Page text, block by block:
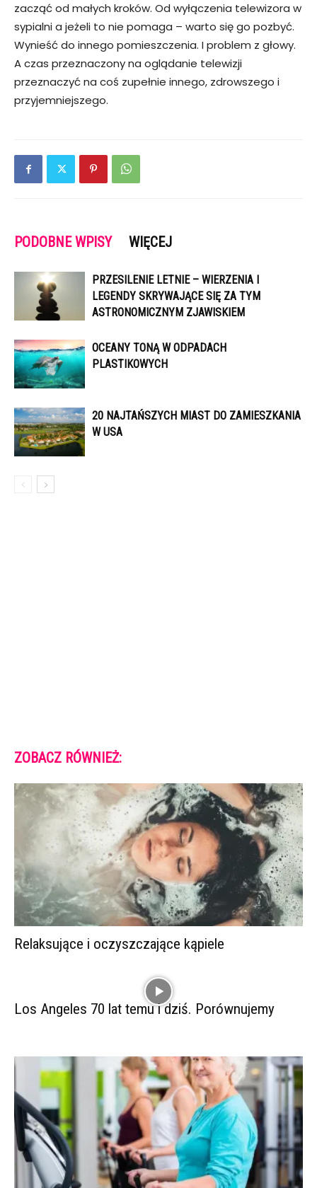
zacząć od małych kroków. Od wyłączenia telewizora w
sypialni a jeżeli to nie pomaga – warto się go pozbyć.
Wynieść do innego pomieszczenia. I problem z głowy.
A czas przeznaczony na oglądanie telewizji
przeznaczyć na coś zupełnie innego, zdrowszego i
przyjemniejszego.
PODOBNE WPISY WIĘCEJ
PRZESILENIE LETNIE – WIERZENIA I
LEGENDY SKRYWAJĄCE SIĘ ZA TYM
ASTRONOMICZNYM ZJAWISKIEM
OCEANY TONĄ W ODPADACH
PLASTIKOWYCH
20 NAJTAŃSZYCH MIAST DO ZAMIESZKANIA
W USA
ZOBACZ RÓWNIEŻ:
Relaksujące i oczyszczające kąpiele
Los Angeles 70 lat temu i dziś. Porównujemy